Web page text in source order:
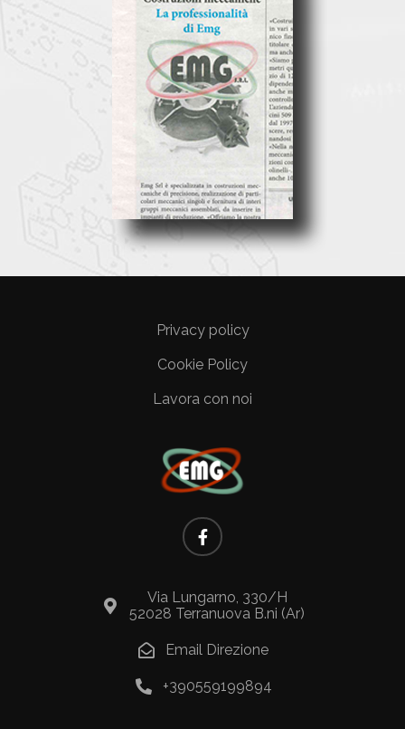
Via Lungarno, 330/H
52028 Terranuova B.ni (Ar)
Email Direzione
+390559199894
Privacy policy
Cookie Policy
Lavora con noi